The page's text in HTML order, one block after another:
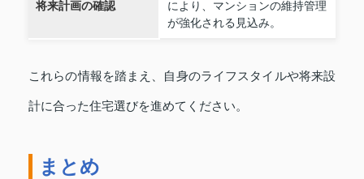
将来計画の確認
により、マンションの維持管理
が強化される見込み。
これらの情報を踏まえ、自身のライフスタイルや将来設
計に合った住宅選びを進めてください。
まとめ